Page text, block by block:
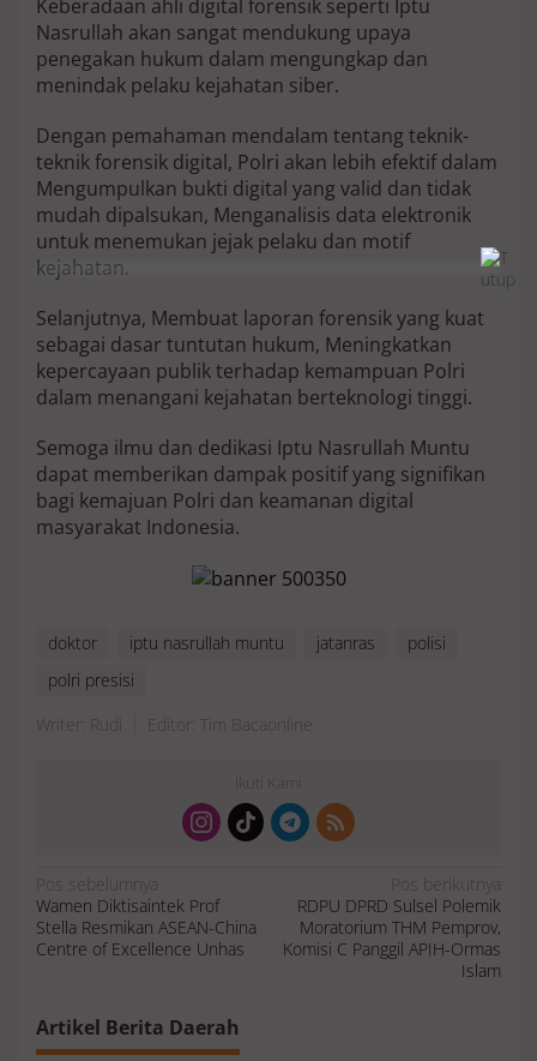
Keberadaan ahli digital forensik seperti Iptu
Nasrullah akan sangat mendukung upaya
penegakan hukum dalam mengungkap dan
menindak pelaku kejahatan siber.
Dengan pemahaman mendalam tentang teknik-
teknik forensik digital, Polri akan lebih efektif dalam
Mengumpulkan bukti digital yang valid dan tidak
mudah dipalsukan, Menganalisis data elektronik
untuk menemukan jejak pelaku dan motif
kejahatan.
Selanjutnya, Membuat laporan forensik yang kuat
sebagai dasar tuntutan hukum, Meningkatkan
kepercayaan publik terhadap kemampuan Polri
dalam menangani kejahatan berteknologi tinggi.
Semoga ilmu dan dedikasi Iptu Nasrullah Muntu
dapat memberikan dampak positif yang signifikan
bagi kemajuan Polri dan keamanan digital
masyarakat Indonesia.
doktor iptu nasrullah muntu jatanras
polisi
polri presisi
Writer: Rudi
Editor: Tim Bacaonline
v
i
g
a
s
Pos sebelumnya
Wamen Diktisaintek Prof
Stella Resmikan ASEAN-China
Centre of Excellence Unhas
Pos berikutnya
RDPU DPRD Sulsel Polemik
Moratorium THM Pemprov,
Komisi C Panggil APIH-Ormas
Islam
Artikel Berita Daerah